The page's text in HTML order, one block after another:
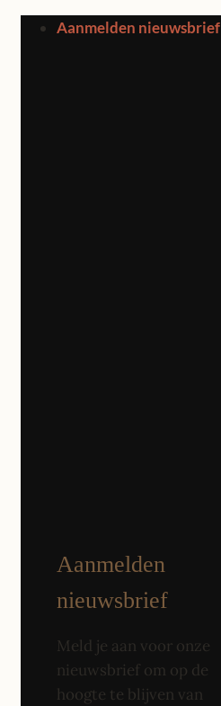
Aanmelden nieuwsbrief
Aanmelden
nieuwsbrief
Meld je aan voor onze
nieuwsbrief om op de
hoogte te blijven van